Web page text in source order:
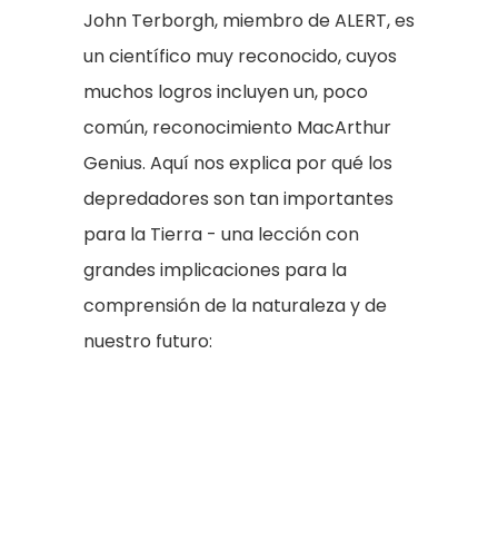
John Terborgh, miembro de ALERT, es
un científico muy reconocido, cuyos
muchos logros incluyen un, poco
común, reconocimiento MacArthur
Genius. Aquí nos explica por qué los
depredadores son tan importantes
para la Tierra - una lección con
grandes implicaciones para la
comprensión de la naturaleza y de
nuestro futuro: